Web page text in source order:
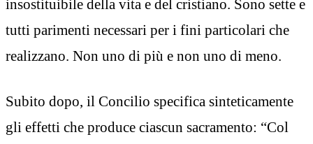
insostituibile della vita e del cristiano. Sono sette e
tutti parimenti necessari per i fini particolari che
realizzano. Non uno di più e non uno di meno.
Subito dopo, il Concilio specifica sinteticamente
gli effetti che produce ciascun sacramento: “Col